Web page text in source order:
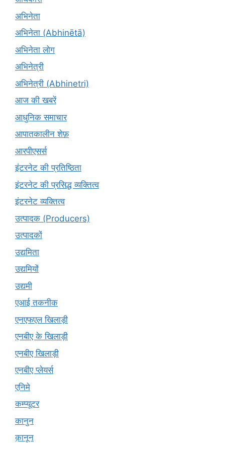
अभिनेता
अभिनेता (Abhinētā)
अभिनेता लोग
अभिनेत्री
अभिनेत्री (Abhinetri)
आज की खबरें
आधुनिक समाचार
आपातकालीन शेफ़
आरपीएसर्स
इंटरनेट की प्रतिष्ठिता
इंटरनेट की प्रसिद्ध व्यक्तित्व
इंटरनेट व्यक्तित्व
उत्पादक (Producers)
उत्पादकों
उद्यमिता
उद्यमियों
उद्यमी
एआई तकनीक
एनएफएल खिलाड़ी
एनबीए के खिलाड़ी
एनबीए खिलाड़ी
एनबीए प्लेयर्स
एनिमे
कम्प्यूटर
कानुन
क़ानून